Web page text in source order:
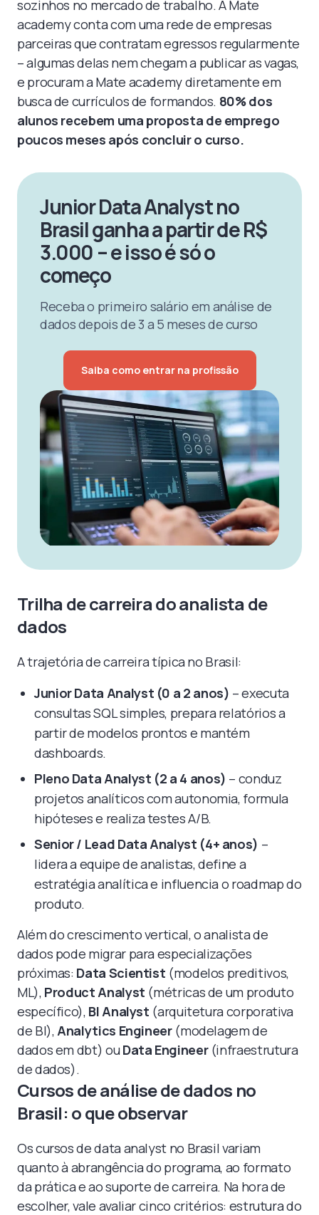
sozinhos no mercado de trabalho. A Mate
academy conta com uma rede de empresas
parceiras que contratam egressos regularmente
– algumas delas nem chegam a publicar as vagas,
e procuram a Mate academy diretamente em
busca de currículos de formandos. 80% dos
alunos recebem uma proposta de emprego
poucos meses após concluir o curso.
Junior Data Analyst no
Brasil ganha a partir de R$
3.000 – e isso é só o
começo
Receba o primeiro salário em análise de
dados depois de 3 a 5 meses de curso
Saiba como entrar na profissão
Trilha de carreira do analista de
dados
A trajetória de carreira típica no Brasil:
Junior Data Analyst (0 a 2 anos) – executa
consultas SQL simples, prepara relatórios a
partir de modelos prontos e mantém
dashboards.
Pleno Data Analyst (2 a 4 anos) – conduz
projetos analíticos com autonomia, formula
hipóteses e realiza testes A/B.
Senior / Lead Data Analyst (4+ anos) –
lidera a equipe de analistas, define a
estratégia analítica e influencia o roadmap do
produto.
Além do crescimento vertical, o analista de
dados pode migrar para especializações
próximas: Data Scientist (modelos preditivos,
ML), Product Analyst (métricas de um produto
específico), BI Analyst (arquitetura corporativa
de BI),Analytics Engineer(modelagem de
dados em dbt) ouData Engineer(infraestrutura
de dados).
Cursos de análise de dados no
Brasil: o que observar
Os cursos de data analyst no Brasil variam
quanto à abrangência do programa, ao formato
da prática e ao suporte de carreira. Na hora de
escolher, vale avaliar cinco critérios: estrutura do